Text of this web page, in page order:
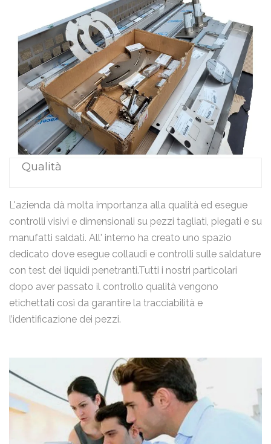
Qualità
L'azienda dà molta importanza alla qualità ed esegue
controlli visivi e dimensionali su pezzi tagliati, piegati e su
manufatti saldati. All' interno ha creato uno spazio
dedicato dove esegue collaudi e controlli sulle saldature
con test dei liquidi penetranti.Tutti i nostri particolari
dopo aver passato il controllo qualità vengono
etichettati così da garantire la tracciabilità e
l’identificazione dei pezzi.